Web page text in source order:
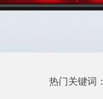
热门关键词：